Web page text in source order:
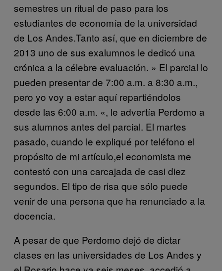
semestres un ritual de paso para los
estudiantes de economía de la universidad
de Los Andes.Tanto así, que en diciembre de
2013 uno de sus exalumnos le dedicó una
crónica a la célebre evaluación. » El parcial lo
pueden presentar de 7:00 a.m. a 8:30 a.m.,
pero yo voy a estar aquí repartiéndolos
desde las 6:00 a.m. «, le advertía Perdomo a
sus alumnos antes del parcial. El martes
pasado, cuando le expliqué por teléfono el
propósito de mi artículo,el economista me
contestó con una carcajada de casi diez
segundos. El tipo de risa que sólo puede
venir de una persona que ha renunciado a la
docencia.
A pesar de que Perdomo dejó de dictar
clases en las universidades de Los Andes y